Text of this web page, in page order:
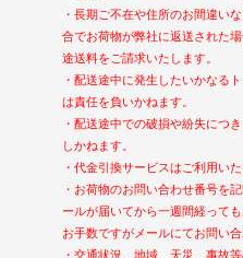
・長期ご不在や住所のお間違い
合でお荷物が弊社に返送された
途送料をご請求いたします。
・配送途中に発生したいかなる
は責任を負いかねます。
・配送途中での破損や紛失につ
しかねます。
・代金引換サービスはご利用いた
・お荷物のお問い合わせ番号を
ールが届いてから一週間経っても
お手数ですがメールにてお問い合
・交通状況、地域、天災、事故